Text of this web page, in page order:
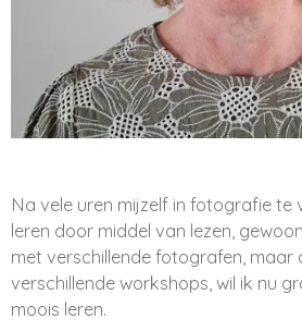
Na vele uren mijzelf in fotografie te
leren door middel van lezen,
met verschillende fotografen, maar
verschillende workshops, wil ik nu
moois leren.